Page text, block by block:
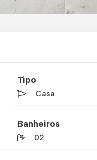
Tipo
Casa
Banheiros
02